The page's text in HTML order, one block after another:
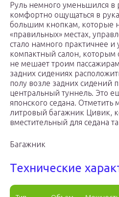
Руль немного уменьшился в
комфортно ощущаться в
большим кнопкам, которые
«правильных» местах,
стало намного практичнее и
компактный салон, которым
не мешает троим
задних сидениях
полу возле задних сидений
центральный туннель. Это
японского седана. Отметить
литровый багажник Цивик,
вместительный для седана
Багажник
Технические